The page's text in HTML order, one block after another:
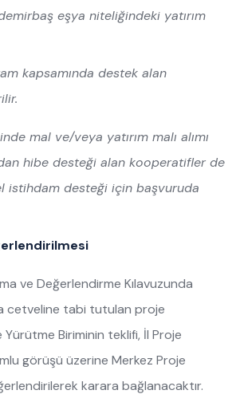
eşya niteliğindeki yatırım
kapsamında destek alan
mal ve/veya yatırım malı alımı
hibe desteği alan kooperatifler de
istihdam desteği için başvuruda
ve Değerlendirme Kılavuzunda
cetveline tabi tutulan proje
Yürütme Biriminin teklifi, İl Proje
görüşü üzerine Merkez Proje
karara bağlanacaktır.